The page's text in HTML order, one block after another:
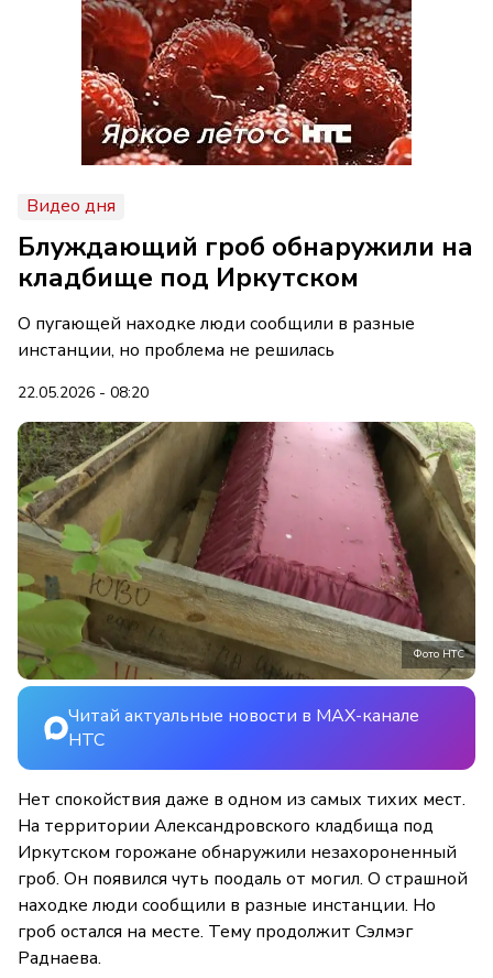
Видео дня
Блуждающий гроб обнаружили на
кладбище под Иркутском
О пугающей находке люди сообщили в разные
инстанции, но проблема не решилась
22.05.2026 - 08:20
Фото НТС
Читай актуальные новости в MAX-канале
НТС
Нет спокойствия даже в одном из самых тихих мест.
На территории Александровского кладбища под
Иркутском горожане обнаружили незахороненный
гроб. Он появился чуть поодаль от могил. О страшной
находке люди сообщили в разные инстанции. Но
гроб остался на месте. Тему продолжит Сэлмэг
Раднаева.